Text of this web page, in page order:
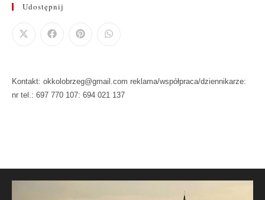
Udostępnij
Kontakt: okkolobrzeg@gmail.com reklama/współpraca/dziennikarze:
nr tel.: 697 770 107: 694 021 137